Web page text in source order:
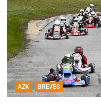
AZK BREVES